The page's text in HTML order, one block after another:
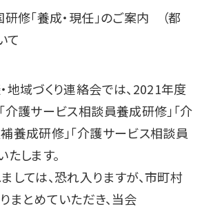
地域づくり連絡会では、2021年度
介護サービス相談員養成研修」「介
養成研修」「介護サービス相談員
します。
しては、恐れ入りますが、市町村
まとめていただき、当会